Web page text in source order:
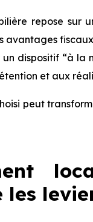
repose sur
un dispositif “à
et aux
peut
les